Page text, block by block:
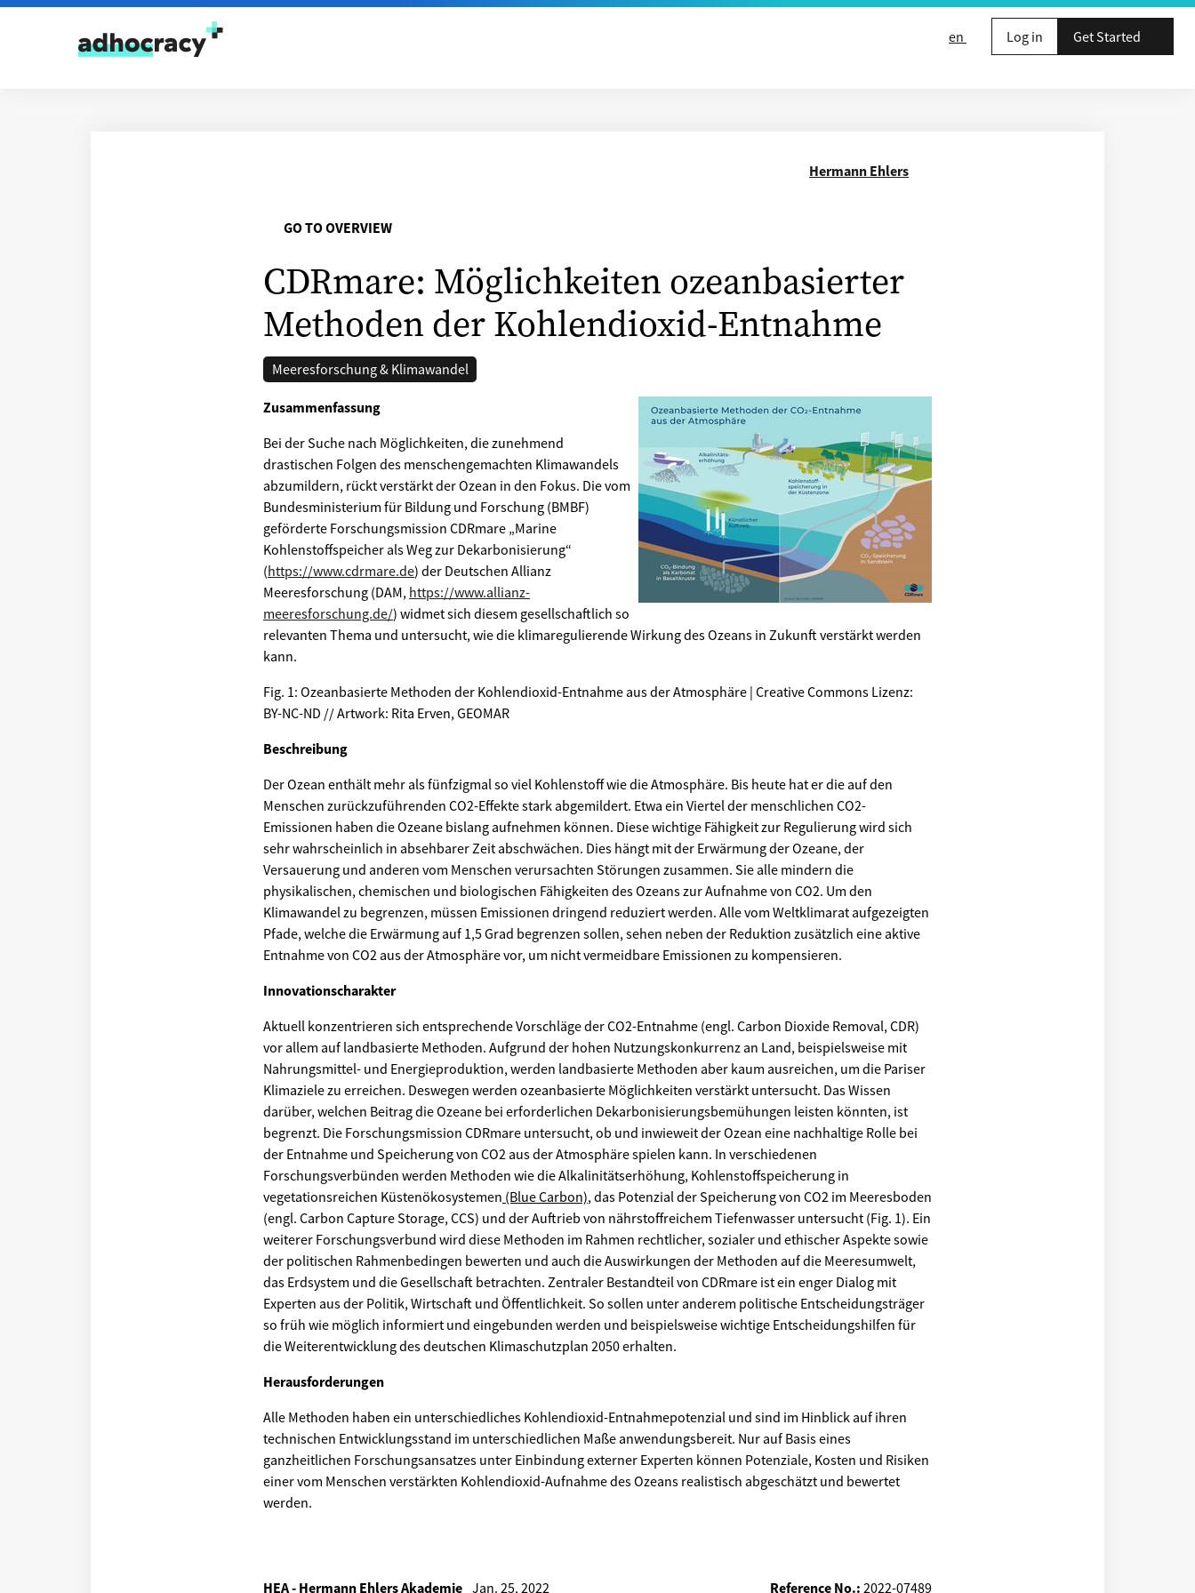
Skip to content
en
Log in Get Started
Hermann Ehlers
GO TO OVERVIEW
CDRmare: Möglichkeiten ozeanbasierter
Methoden der Kohlendioxid-Entnahme
Meeresforschung & Klimawandel
Zusammenfassung
Bei der Suche nach Möglichkeiten, die zunehmend
drastischen Folgen des menschengemachten Klimawandels
abzumildern, rückt verstärkt der Ozean in den Fokus. Die vom
Bundesministerium für Bildung und Forschung (BMBF)
geförderte Forschungsmission CDRmare „Marine
Kohlenstoffspeicher als Weg zur Dekarbonisierung“
(https://www.cdrmare.de) der Deutschen Allianz
Meeresforschung (DAM, https://www.allianz-
meeresforschung.de/) widmet sich diesem gesellschaftlich so
relevanten Thema und untersucht, wie die klimaregulierende Wirkung des Ozeans in Zukunft verstärkt werden
kann.
Fig. 1: Ozeanbasierte Methoden der Kohlendioxid-Entnahme aus der Atmosphäre | Creative Commons Lizenz:
BY-NC-ND // Artwork: Rita Erven, GEOMAR
Beschreibung
Der Ozean enthält mehr als fünfzigmal so viel Kohlenstoff wie die Atmosphäre. Bis heute hat er die auf den
Menschen zurückzuführenden CO2-Effekte stark abgemildert. Etwa ein Viertel der menschlichen CO2-
Emissionen haben die Ozeane bislang aufnehmen können. Diese wichtige Fähigkeit zur Regulierung wird sich
sehr wahrscheinlich in absehbarer Zeit abschwächen. Dies hängt mit der Erwärmung der Ozeane, der
Versauerung und anderen vom Menschen verursachten Störungen zusammen. Sie alle mindern die
physikalischen, chemischen und biologischen Fähigkeiten des Ozeans zur Aufnahme von CO2. Um den
Klimawandel zu begrenzen, müssen Emissionen dringend reduziert werden. Alle vom Weltklimarat aufgezeigten
Pfade, welche die Erwärmung auf 1,5 Grad begrenzen sollen, sehen neben der Reduktion zusätzlich eine aktive
Entnahme von CO2 aus der Atmosphäre vor, um nicht vermeidbare Emissionen zu kompensieren.
Innovationscharakter
Aktuell konzentrieren sich entsprechende Vorschläge der CO2-Entnahme (engl. Carbon Dioxide Removal, CDR)
vor allem auf landbasierte Methoden. Aufgrund der hohen Nutzungskonkurrenz an Land, beispielsweise mit
Nahrungsmittel- und Energieproduktion, werden landbasierte Methoden aber kaum ausreichen, um die Pariser
Klimaziele zu erreichen. Deswegen werden ozeanbasierte Möglichkeiten verstärkt untersucht. Das Wissen
darüber, welchen Beitrag die Ozeane bei erforderlichen Dekarbonisierungsbemühungen leisten könnten, ist
begrenzt. Die Forschungsmission CDRmare untersucht, ob und inwieweit der Ozean eine nachhaltige Rolle bei
der Entnahme und Speicherung von CO2 aus der Atmosphäre spielen kann. In verschiedenen
Forschungsverbünden werden Methoden wie die Alkalinitätserhöhung, Kohlenstoffspeicherung in
vegetationsreichen Küstenökosystemen (Blue Carbon), das Potenzial der Speicherung von CO2 im Meeresboden
(engl. Carbon Capture Storage, CCS) und der Auftrieb von nährstoffreichem Tiefenwasser untersucht (Fig. 1). Ein
weiterer Forschungsverbund wird diese Methoden im Rahmen rechtlicher, sozialer und ethischer Aspekte sowie
der politischen Rahmenbedingen bewerten und auch die Auswirkungen der Methoden auf die Meeresumwelt,
das Erdsystem und die Gesellschaft betrachten. Zentraler Bestandteil von CDRmare ist ein enger Dialog mit
Experten aus der Politik, Wirtschaft und Öffentlichkeit. So sollen unter anderem politische Entscheidungsträger
so früh wie möglich informiert und eingebunden werden und beispielsweise wichtige Entscheidungshilfen für
die Weiterentwicklung des deutschen Klimaschutzplan 2050 erhalten.
Herausforderungen
Alle Methoden haben ein unterschiedliches Kohlendioxid-Entnahmepotenzial und sind im Hinblick auf ihren
technischen Entwicklungsstand im unterschiedlichen Maße anwendungsbereit. Nur auf Basis eines
ganzheitlichen Forschungsansatzes unter Einbindung externer Experten können Potenziale, Kosten und Risiken
einer vom Menschen verstärkten Kohlendioxid-Aufnahme des Ozeans realistisch abgeschätzt und bewertet
werden.
HEA - Hermann Ehlers Akademie Jan. 25, 2022 Reference No.: 2022-07489